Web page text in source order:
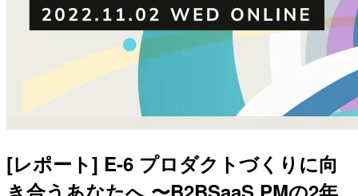
[レポート] E-6 プロダクトづくりに向